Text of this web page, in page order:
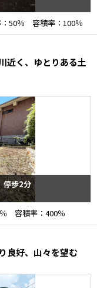
50％ 容積率：100％
近く、ゆとりある土
停歩2分
容積率：400％
良好、山々を望む